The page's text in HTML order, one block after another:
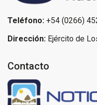
Teléfono: +54 (0266)
Dirección: Ejército de
Contacto